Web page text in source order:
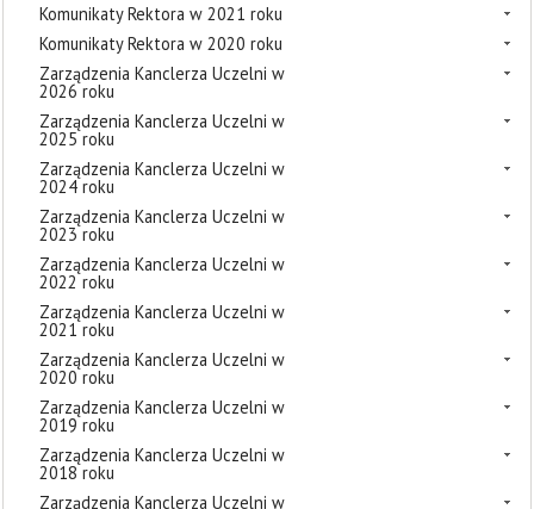
Komunikaty Rektora w 2021 roku
Komunikaty Rektora w 2020 roku
Zarządzenia Kanclerza Uczelni w
2026 roku
Zarządzenia Kanclerza Uczelni w
2025 roku
Zarządzenia Kanclerza Uczelni w
2024 roku
Zarządzenia Kanclerza Uczelni w
2023 roku
Zarządzenia Kanclerza Uczelni w
2022 roku
Zarządzenia Kanclerza Uczelni w
2021 roku
Zarządzenia Kanclerza Uczelni w
2020 roku
Zarządzenia Kanclerza Uczelni w
2019 roku
Zarządzenia Kanclerza Uczelni w
2018 roku
Zarządzenia Kanclerza Uczelni w